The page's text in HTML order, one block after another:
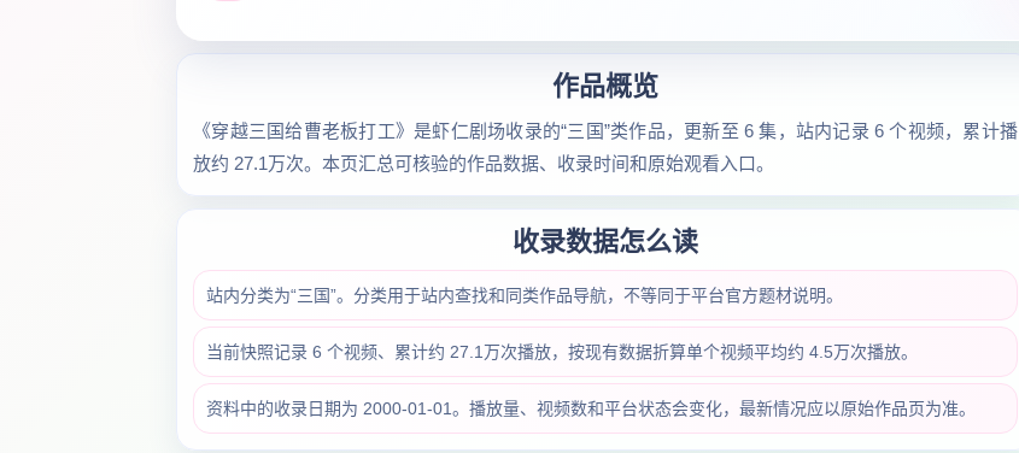
作品概览
《穿越三国给曹老板打工》是虾仁剧场收录的“三国”类作品，更新至 6 集，站内记录 6 个视频，累计播
放约 27.1万次。本页汇总可核验的作品数据、收录时间和原始观看入口。
收录数据怎么读
站内分类为“三国”。分类用于站内查找和同类作品导航，不等同于平台官方题材说明。
当前快照记录 6 个视频、累计约 27.1万次播放，按现有数据折算单个视频平均约 4.5万次播放。
资料中的收录日期为 2000-01-01。播放量、视频数和平台状态会变化，最新情况应以原始作品页为准。